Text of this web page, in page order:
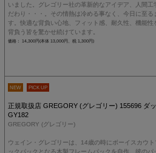
いました。グレゴリー社の革新的なアイデア、人間
だわり・・・。その情熱は冷める事なく、今日に至
す。快適な背負い心地、フィット感、耐久性、機能
背負う皆を驚かせ続けています。
価格： 14,300円(本体 13,000円、税 1,300円)
NEW PICK UP
正規取扱店 GREGORY (グレゴリー) 155696 ダ
GY182
GREGORY (グレゴリー)
ウェイン・グレゴリーは、14歳の時にボーイスカウ
ックパックとなる木製フレームパックを自作。彼の